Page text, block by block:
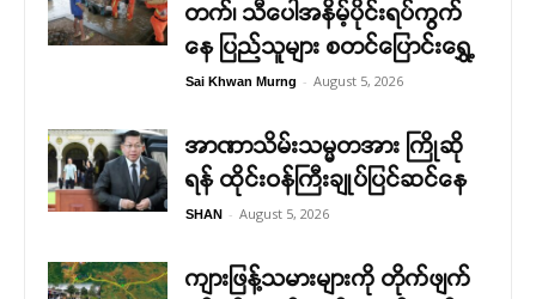
တက်၊ သီပေါအနိမ့်ပိုင်းရပ်ကွက်
နေ ပြည်သူများ စတင်ပြောင်းရွှေ့
Sai Khwan Murng - August 5, 2026
အာဏာသိမ်းသမ္မတအား ကြိုဆို
ရန် ထိုင်းဝန်ကြီးချုပ်ပြင်ဆင်နေ
SHAN - August 5, 2026
ကျားဖြန့်သမားများကို တိုက်ဖျက်